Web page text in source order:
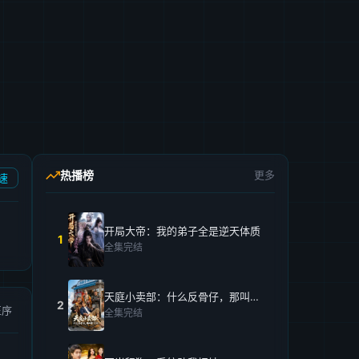
热播榜 更多
1
开局大帝：我的弟子全是逆天体质
全集完结
2
天庭小卖部：什么反骨仔，那叫打工仔！
全集完结